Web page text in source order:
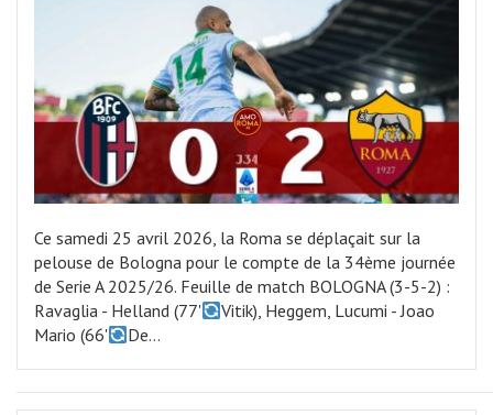
Ce samedi 25 avril 2026, la Roma se déplaçait sur la
pelouse de Bologna pour le compte de la 34ème journée
de Serie A 2025/26. Feuille de match BOLOGNA (3-5-2) :
Ravaglia - Helland (77'
Vitik), Heggem, Lucumi - Joao
Mario (66'
De…